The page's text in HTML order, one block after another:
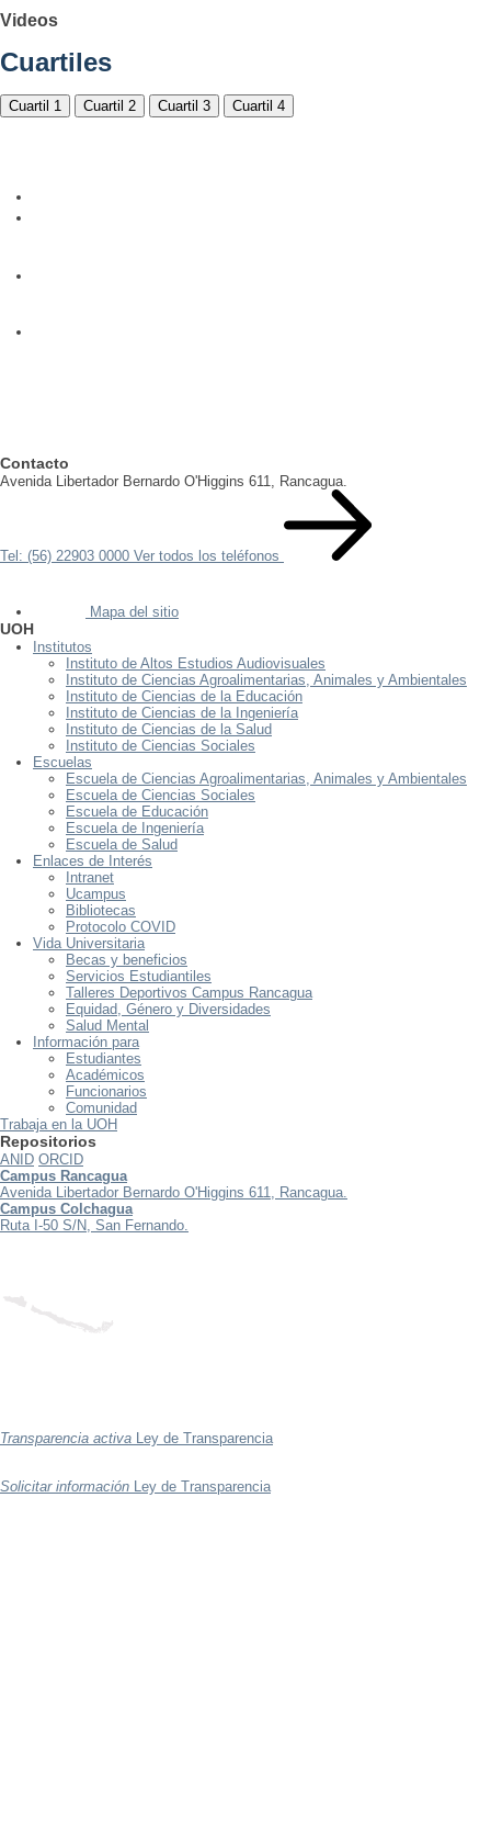
Videos
Cuartiles
Cuartil 1 Cuartil 2 Cuartil 3 Cuartil 4
Contacto
Avenida Libertador Bernardo O'Higgins 611, Rancagua.
Tel: (56) 22903 0000 Ver todos los teléfonos
Mapa del sitio
UOH
Institutos
Instituto de Altos Estudios Audiovisuales
Instituto de Ciencias Agroalimentarias, Animales y Ambientales
Instituto de Ciencias de la Educación
Instituto de Ciencias de la Ingeniería
Instituto de Ciencias de la Salud
Instituto de Ciencias Sociales
Escuelas
Escuela de Ciencias Agroalimentarias, Animales y Ambientales
Escuela de Ciencias Sociales
Escuela de Educación
Escuela de Ingeniería
Escuela de Salud
Enlaces de Interés
Intranet
Ucampus
Bibliotecas
Protocolo COVID
Vida Universitaria
Becas y beneficios
Servicios Estudiantiles
Talleres Deportivos Campus Rancagua
Equidad, Género y Diversidades
Salud Mental
Información para
Estudiantes
Académicos
Funcionarios
Comunidad
Trabaja en la UOH
Repositorios
ANID ORCID
Campus Rancagua
Avenida Libertador Bernardo O'Higgins 611, Rancagua.
Campus Colchagua
Ruta I-50 S/N, San Fernando.
Transparencia activa Ley de Transparencia
Solicitar información Ley de Transparencia